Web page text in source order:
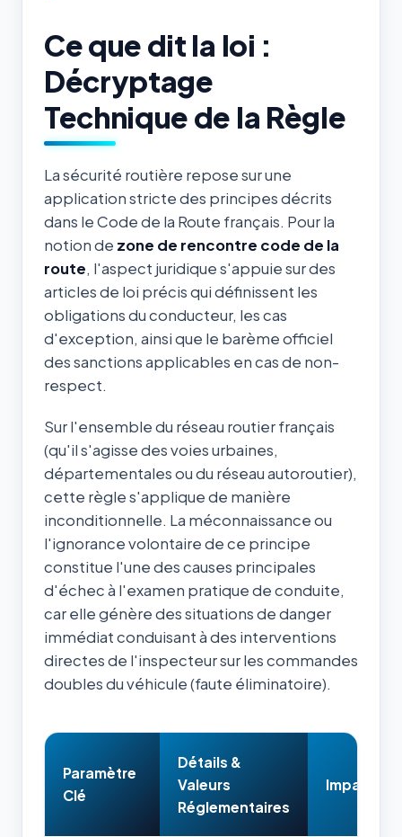
Ce que dit la loi :
Décryptage
Technique de la Règle
La sécurité routière repose sur une
application stricte des principes décrits
dans le Code de la Route français. Pour la
notion de zone de rencontre code de la
route, l'aspect juridique s'appuie sur des
articles de loi précis qui définissent les
obligations du conducteur, les cas
d'exception, ainsi que le barème officiel
des sanctions applicables en cas de non-
respect.
Sur l'ensemble du réseau routier français
(qu'il s'agisse des voies urbaines,
départementales ou du réseau autoroutier),
cette règle s'applique de manière
inconditionnelle. La méconnaissance ou
l'ignorance volontaire de ce principe
constitue l'une des causes principales
d'échec à l'examen pratique de conduite,
car elle génère des situations de danger
immédiat conduisant à des interventions
directes de l'inspecteur sur les commandes
doubles du véhicule (faute éliminatoire).
Paramètre
Clé
Détails &
Valeurs
Réglementaires
Impact &